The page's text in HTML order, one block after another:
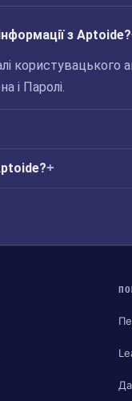
з Aptoide?
користувацького
і Паролі.